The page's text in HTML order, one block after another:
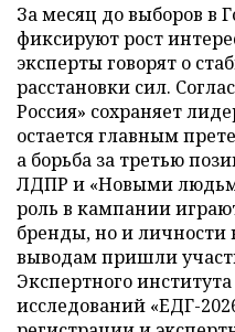
За месяц до выборов в
фиксируют рост
эксперты говорят о
расстановки сил.
Россия» сохраняет
остается главным
а борьба за третью
ЛДПР и «Новыми
роль в кампании
бренды, но и личности
выводам пришли
Экспертного
исследований «ЕДГ-